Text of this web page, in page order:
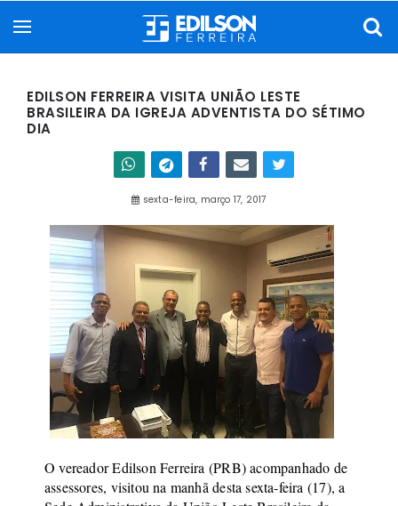
EDILSON FERREIRA VISITA UNIÃO LESTE
BRASILEIRA DA IGREJA ADVENTISTA DO SÉTIMO
DIA
sexta-feira, março 17, 2017
O vereador Edilson Ferreira (PRB) acompanhado de
assessores, visitou na manhã desta sexta-feira (17), a